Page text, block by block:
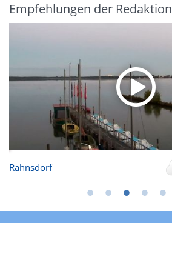
Empfehlungen der Redaktion
Rahnsdorf